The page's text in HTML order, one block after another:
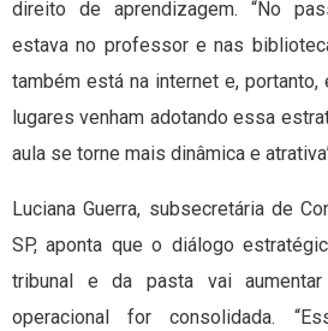
direito de aprendizagem. “No
estava no professor e nas
também está na internet e,
lugares venham adotando essa
aula se torne mais dinâmica e
Luciana Guerra, subsecretária de
SP, aponta que o diálogo
tribunal e da pasta vai
operacional for consolidada.